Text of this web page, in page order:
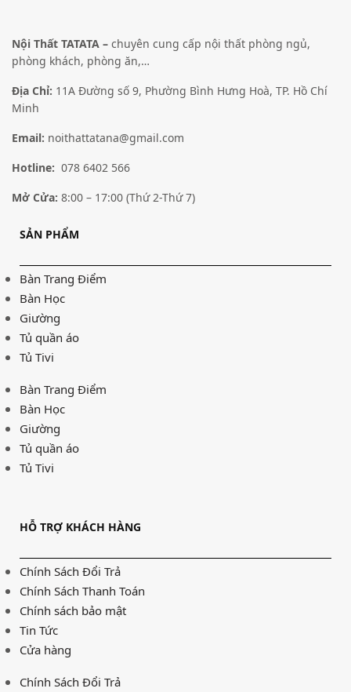
Nệm Foam Massage
Advanced TATANA
Lựa chọn các tùy chọn
3,904,000
Nội Thất TATATA –chuyên cung cấp nội thất phòng ngủ,
phòng khách, phòng ăn,…
Địa Chỉ: 11A Đường số 9, Phường Bình Hưng Hoà, TP. Hồ Chí
Minh
Email: noithattatana@gmail.com
Hotline: 078 6402 566
Mở Cửa:8:00 – 17:00 (Thứ 2-Thứ 7)
SẢN PHẨM
Bàn Trang Điểm
Bàn Học
Giường
Tủ quần áo
Tủ Tivi
Bàn Trang Điểm
Bàn Học
Giường
Tủ quần áo
Tủ Tivi
HỖ TRỢ KHÁCH HÀNG
Chính Sách Đổi Trả
Chính Sách Thanh Toán
Chính sách bảo mật
Tin Tức
Cửa hàng
Chính Sách Đổi Trả